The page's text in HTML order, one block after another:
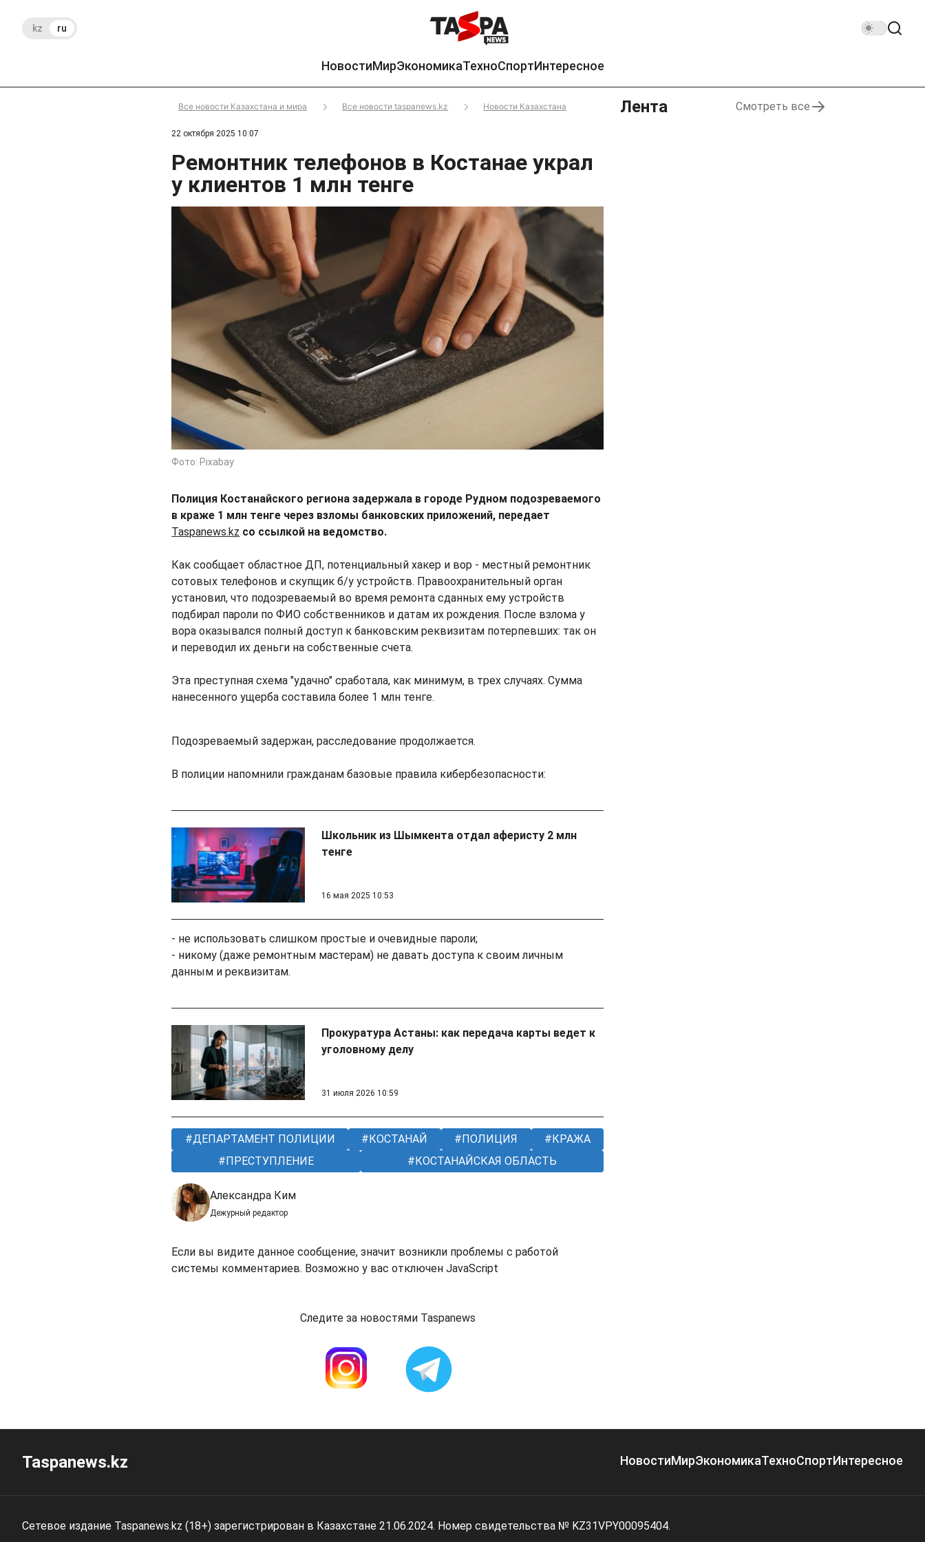
kz ru
НовостиМирЭкономикаТехноСпортИнтересное
Все новости Казахстана и мира Все новости taspanews.kz Новости Казахстана
22 октября 2025 10:07
Ремонтник телефонов в Костанае украл
у клиентов 1 млн тенге
Фото: Pixabay
Полиция Костанайского региона задержала в городе Рудном подозреваемого
в краже 1 млн тенге через взломы банковских приложений, передает
Taspanews.kz со ссылкой на ведомство.
Как сообщает областное ДП, потенциальный хакер и вор - местный ремонтник
сотовых телефонов и скупщик б/у устройств. Правоохранительный орган
установил, что подозреваемый во время ремонта сданных ему устройств
подбирал пароли по ФИО собственников и датам их рождения. После взлома у
вора оказывался полный доступ к банковским реквизитам потерпевших: так он
и переводил их деньги на собственные счета.
Эта преступная схема "удачно" сработала, как минимум, в трех случаях. Сумма
нанесенного ущерба составила более 1 млн тенге.
Подозреваемый задержан, расследование продолжается.
В полиции напомнили гражданам базовые правила кибербезопасности:
Школьник из Шымкента отдал аферисту 2 млн
тенге
16 мая 2025 10:53
- не использовать слишком простые и очевидные пароли;
- никому (даже ремонтным мастерам) не давать доступа к своим личным
данным и реквизитам.
Прокуратура Астаны: как передача карты ведет к
уголовному делу
31 июля 2026 10:59
ДЕПАРТАМЕНТ ПОЛИЦИИ КОСТАНАЙ ПОЛИЦИЯ
КРАЖА
ПРЕСТУПЛЕНИЕ
КОСТАНАЙСКАЯ ОБЛАСТЬ
Александра Ким
Дежурный редактор
Если вы видите данное сообщение, значит возникли проблемы с работой
системы комментариев. Возможно у вас отключен JavaScript
Следите за новостями Taspanews
Лента Смотреть все
Taspanews.kz НовостиМирЭкономикаТехноСпортИнтересное
Сетевое издание Taspanews.kz (18+) зарегистрирован в Казахстане 21.06.2024. Номер свидетельства № KZ31VPY00095404.